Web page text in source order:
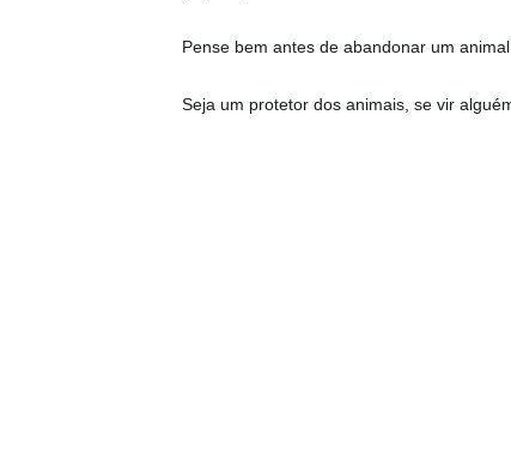
Pense bem antes de abandonar um
Seja um protetor dos animais, se vir